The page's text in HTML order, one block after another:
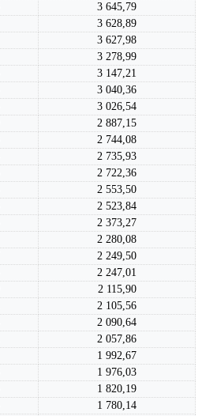
3 645,79
3 628,89
3 627,98
3 278,99
3 147,21
3 040,36
3 026,54
2 887,15
2 744,08
2 735,93
2 722,36
2 553,50
2 523,84
2 373,27
2 280,08
2 249,50
2 247,01
2 115,90
2 105,56
2 090,64
2 057,86
1 992,67
1 976,03
1 820,19
1 780,14